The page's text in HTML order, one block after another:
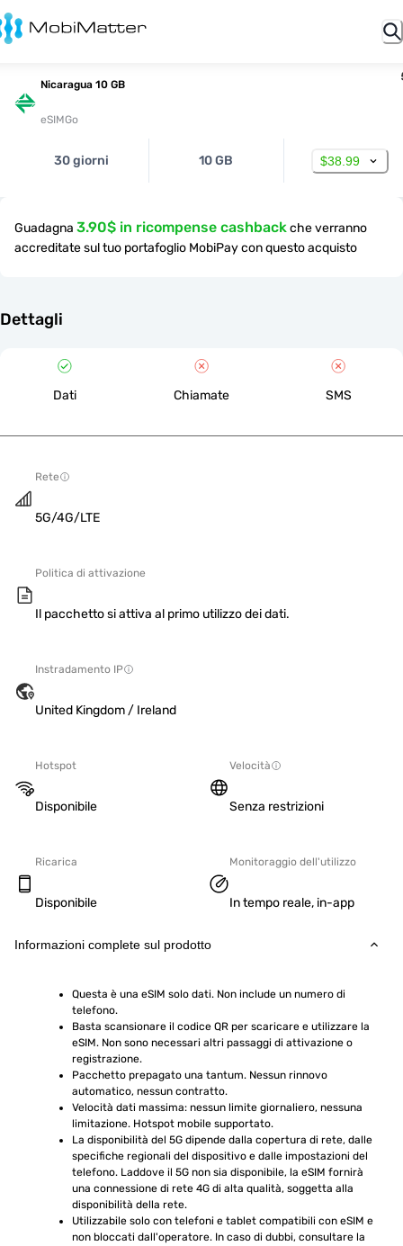
Nicaragua 10 GB
eSIMGo
30 giorni 10 GB $38.99
Guadagna 3.90$ in ricompense cashbackche verranno
accreditate sul tuo portafoglio MobiPay con questo acquisto
Dettagli
Dati Chiamate SMS
Rete
5G/4G/LTE
Politica di attivazione
Il pacchetto si attiva al primo utilizzo dei dati.
Instradamento IP
United Kingdom / Ireland
Hotspot
Disponibile
Velocità
Senza restrizioni
Ricarica
Disponibile
Monitoraggio dell'utilizzo
In tempo reale, in-app
Informazioni complete sul prodotto
Questa è una eSIM solo dati. Non include un numero di
telefono.
Basta scansionare il codice QR per scaricare e utilizzare la
eSIM. Non sono necessari altri passaggi di attivazione o
registrazione.
Pacchetto prepagato una tantum. Nessun rinnovo
automatico, nessun contratto.
Velocità dati massima: nessun limite giornaliero, nessuna
limitazione. Hotspot mobile supportato.
La disponibilità del 5G dipende dalla copertura di rete, dalle
specifiche regionali del dispositivo e dalle impostazioni del
telefono. Laddove il 5G non sia disponibile, la eSIM fornirà
una connessione di rete 4G di alta qualità, soggetta alla
disponibilità della rete.
Utilizzabile solo con telefoni e tablet compatibili con eSIM e
non bloccati dall'operatore. In caso di dubbi, consultare la